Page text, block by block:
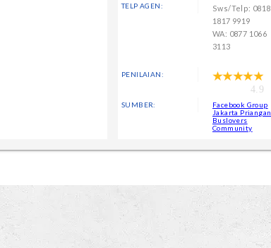
TELP AGEN:
Sws/Telp: 0818
1817 9919
WA: 0877 1066
3113
PENILAIAN:
4.9
SUMBER:
Facebook Group
Jakarta Priangan
Buslovers
Community